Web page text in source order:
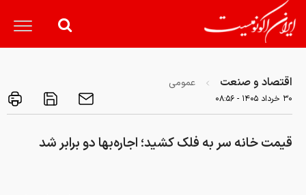
اقتصاد و صنعت عمومی
۳۰ خرداد ۱۴۰۵ - ۰۸:۵۶
قیمت خانه سر به فلک کشید؛ اجاره‌بها دو برابر شد